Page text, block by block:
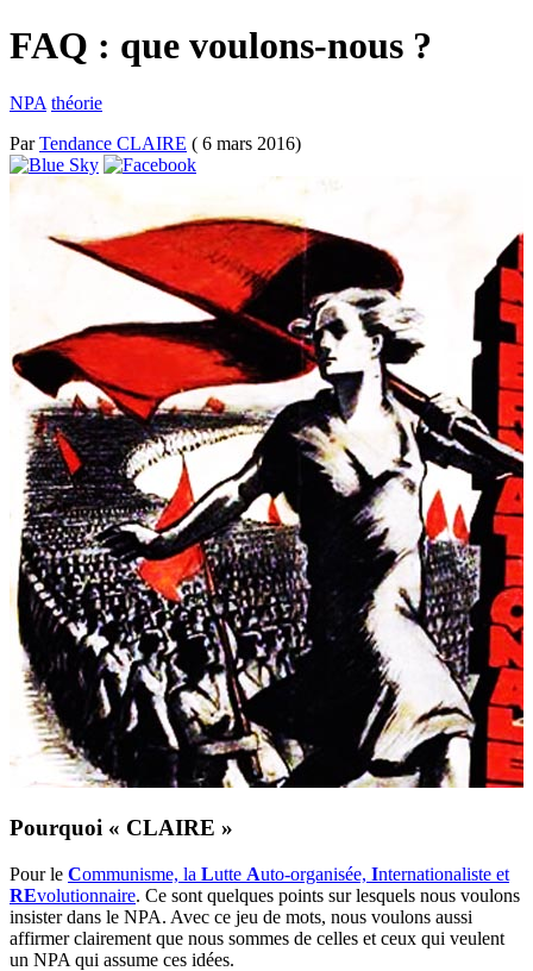
FAQ : que voulons-nous ?
NPA théorie
ParTendance CLAIRE ( 6 mars 2016)
Pourquoi « CLAIRE »
Pour le Communisme, la Lutte Auto-organisée, Internationaliste et
REvolutionnaire. Ce sont quelques points sur lesquels nous voulons
insister dans le NPA. Avec ce jeu de mots, nous voulons aussi
affirmer clairement que nous sommes de celles et ceux qui veulent
un NPA qui assume ces idées.